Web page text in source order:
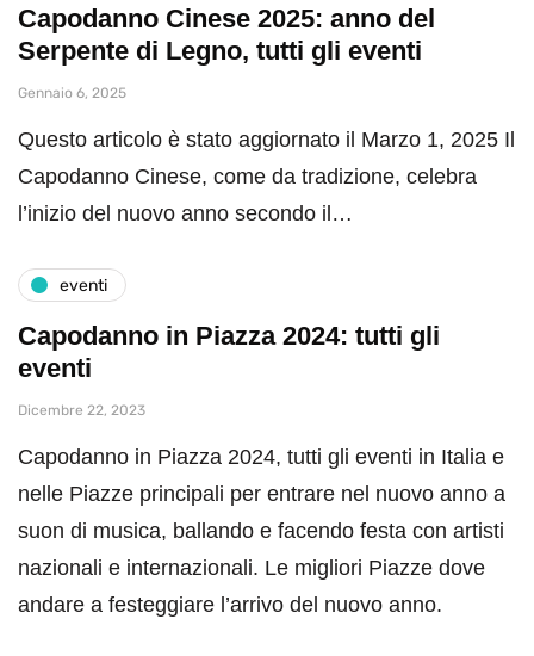
Capodanno Cinese 2025: anno del
Serpente di Legno, tutti gli eventi
Gennaio 6, 2025
Questo articolo è stato aggiornato il Marzo 1, 2025 Il
Capodanno Cinese, come da tradizione, celebra
l’inizio del nuovo anno secondo il…
eventi
Capodanno in Piazza 2024: tutti gli
eventi
Dicembre 22, 2023
Capodanno in Piazza 2024, tutti gli eventi in Italia e
nelle Piazze principali per entrare nel nuovo anno a
suon di musica, ballando e facendo festa con artisti
nazionali e internazionali. Le migliori Piazze dove
andare a festeggiare l’arrivo del nuovo anno.